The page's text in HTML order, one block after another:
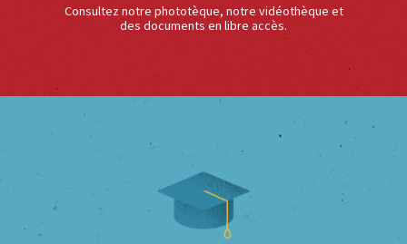
Consultez notre phototèque, notre vidéothèque et
des documents en libre accès.